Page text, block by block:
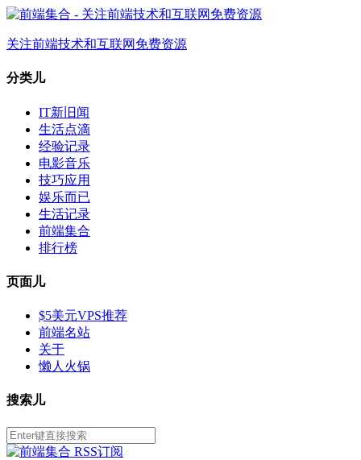
关注前端技术和互联网免费资源
分类儿
IT新旧闻
生活点滴
经验记录
电影音乐
技巧应用
娱乐而已
生活记录
前端集合
排行榜
页面儿
$5美元VPS推荐
前端名站
关于
懒人火锅
搜索儿